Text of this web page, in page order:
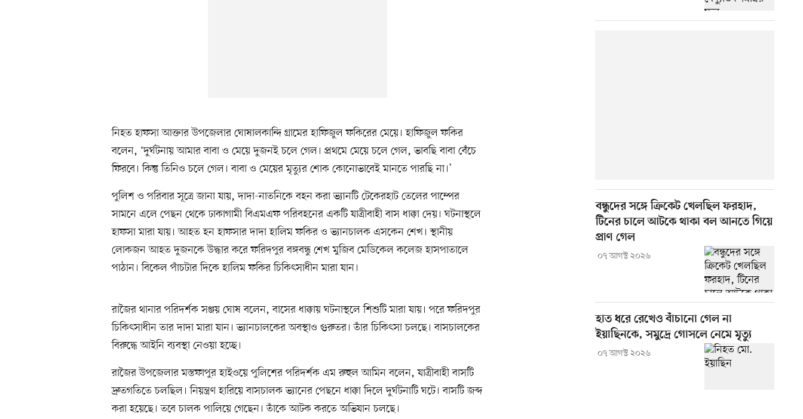
নিহত হাফসা আক্তার উপজেলার ঘোষালকান্দি গ্রামের হাফিজুল ফকিরের মেয়ে। হাফিজুল ফকির
বলেন, ‘দুর্ঘটনায় আমার বাবা ও মেয়ে দুজনই চলে গেল। প্রথমে মেয়ে চলে গেল, ভাবছি বাবা বেঁচে
ফিরবে। কিন্তু তিনিও চলে গেল। বাবা ও মেয়ের মৃত্যুর শোক কোনোভাবেই মানতে পারছি না।’
পুলিশ ও পরিবার সূত্রে জানা যায়, দাদা-নাতনিকে বহন করা ভ্যানটি টেকেরহাট তেলের পাম্পের
সামনে এলে পেছন থেকে ঢাকাগামী বিএমএফ পরিবহনের একটি যাত্রীবাহী বাস ধাক্কা দেয়। ঘটনাস্থলে
হাফসা মারা যায়। আহত হন হাফসার দাদা হালিম ফকির ও ভ্যানচালক এসকেন শেখ। স্থানীয়
লোকজন আহত দুজনকে উদ্ধার করে ফরিদপুর বঙ্গবন্ধু শেখ মুজিব মেডিকেল কলেজ হাসপাতালে
পাঠান। বিকেল পাঁচটার দিকে হালিম ফকির চিকিৎসাধীন মারা যান।
রাজৈর থানার পরিদর্শক সঞ্জয় ঘোষ বলেন, বাসের ধাক্কায় ঘটনাস্থলে শিশুটি মারা যায়। পরে ফরিদপুর
চিকিৎসাধীন তার দাদা মারা যান। ভ্যানচালকের অবস্থাও গুরুতর। তাঁর চিকিৎসা চলছে। বাসচালকের
বিরুদ্ধে আইনি ব্যবস্থা নেওয়া হচ্ছে।
রাজৈর উপজেলার মস্তফাপুর হাইওয়ে পুলিশের পরিদর্শক এম রুহুল আমিন বলেন, যাত্রীবাহী বাসটি
দ্রুতগতিতে চলছিল। নিয়ন্ত্রণ হারিয়ে বাসচালক ভ্যানের পেছনে ধাক্কা দিলে দুর্ঘটনাটি ঘটে। বাসটি জব্দ
করা হয়েছে। তবে চালক পালিয়ে গেছেন। তাঁকে আটক করতে অভিযান চলছে।
বন্ধুদের সঙ্গে ক্রিকেট খেলছিল ফরহাদ,
টিনের চালে আটকে থাকা বল আনতে গিয়ে
প্রাণ গেল
০৭ আগস্ট ২০২৬
হাত ধরে রেখেও বাঁচানো গেল না
ইয়াছিনকে, সমুদ্রে গোসলে নেমে মৃত্যু
০৭ আগস্ট ২০২৬